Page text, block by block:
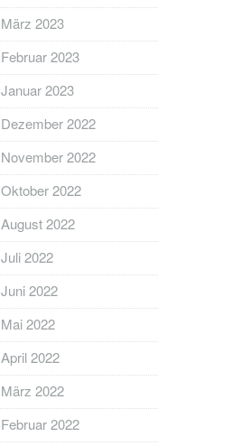
März 2023
Februar 2023
Januar 2023
Dezember 2022
November 2022
Oktober 2022
August 2022
Juli 2022
Juni 2022
Mai 2022
April 2022
März 2022
Februar 2022